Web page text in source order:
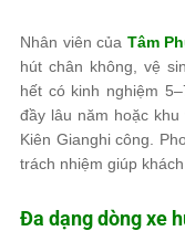
Nhân viên của Tâm
hút chân không, vệ
hết có kinh nghiệm
đầy lâu năm hoặc
Kiên Gianghi công.
trách nhiệm giúp
Đa dạng dòng xe